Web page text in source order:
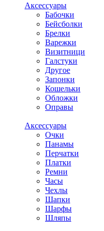
Аксессуары
Бабочки
Бейсболки
Брелки
Варежки
Визитници
Галстуки
Другое
Запонки
Кошельки
Обложки
Оправы
Аксессуары
Очки
Панамы
Перчатки
Платки
Ремни
Часы
Чехлы
Шапки
Шарфы
Шляпы